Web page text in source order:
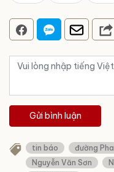
Gửi bình luận
tin báo đường
Nguyễn Văn Sơn